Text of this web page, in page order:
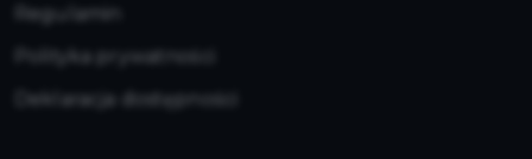
Regulamin
Polityka prywatności
Deklaracja dostępności